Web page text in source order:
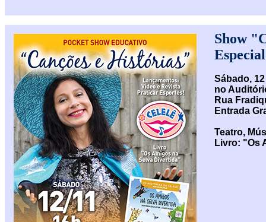
Show
Sábado,
no
Rua
Entrada
Teatro,
Livro: "Os